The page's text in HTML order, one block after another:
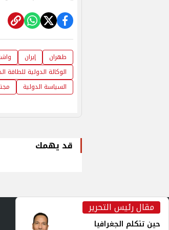
طهران إيران
الوكالة الدولية للطاقة
السياسة الدولية
قد يهمك
مقال رئيس التحرير
حين تتكلم الجغرافيا